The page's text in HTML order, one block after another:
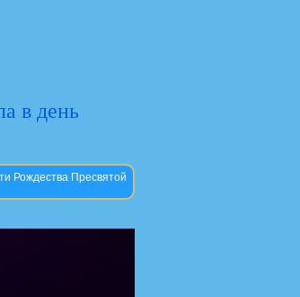
в день
Рождества Пресвятой